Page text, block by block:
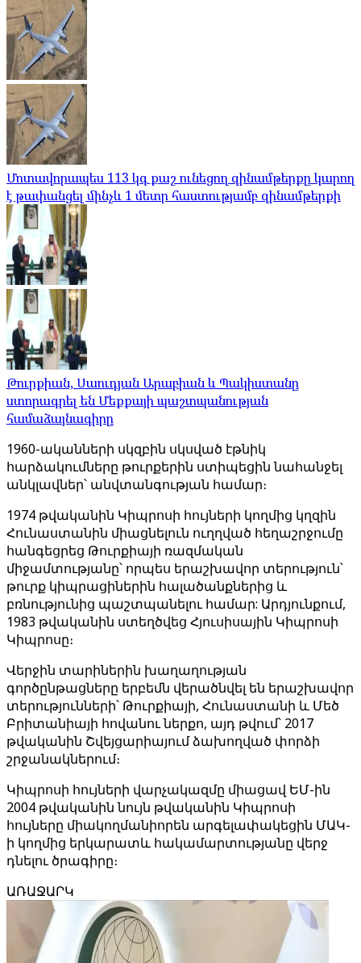
Մոտավորապես 113 կգ քաշ ունեցող զինամթերքը կարող
է թափանցել մինչև 1 մետր հաստությամբ զինամթերքի
Թուրքիան, Սաուդյան Արաբիան և Պակիստանը
ստորագրել են Մեքքայի պաշտպանության
համաձայնագիրը
1960-ականների սկզբին սկսված էթնիկ
հարձակումները թուրքերին ստիպեցին նահանջել
անկլավներ՝ անվտանգության համար։
1974 թվականին Կիպրոսի հույների կողմից կղզին
Հունաստանին միացնելուն ուղղված հեղաշրջումը
հանգեցրեց Թուրքիայի ռազմական
միջամտությանը՝ որպես երաշխավոր տերություն՝
թուրք կիպրացիներին հալածանքներից և
բռնությունից պաշտպանելու համար: Արդյունքում,
1983 թվականին ստեղծվեց Հյուսիսային Կիպրոսի
Կիպրոսը։
Վերջին տարիներին խաղաղության
գործընթացները երբեմն վերածնվել են երաշխավոր
տերությունների՝ Թուրքիայի, Հունաստանի և Մեծ
Բրիտանիայի հովանու ներքո, այդ թվում՝ 2017
թվականին Շվեյցարիայում ձախողված փորձի
շրջանակներում։
Կիպրոսի հույների վարչակազմը միացավ ԵՄ-ին
2004 թվականին նույն թվականին Կիպրոսի
հույները միակողմանիորեն արգելափակեցին ՄԱԿ-
ի կողմից երկարատև հակամարտությանը վերջ
դնելու ծրագիրը։
ԱՌԱՋԱՐԿ